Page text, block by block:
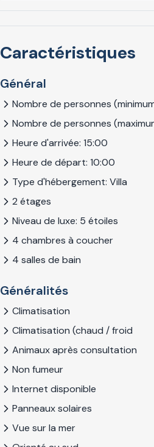
Cette villa est enregistrée au
d'Andalousie avec le numéro RTA:
Caractéristiques
Général
Nombre de personnes
Nombre de personnes
Heure d'arrivée: 15:00
Heure de départ: 10:00
Type d'hébergement: Villa
2 étages
Niveau de luxe: 5 étoiles
4 chambres à coucher
4 salles de bain
Généralités
Climatisation
Climatisation (chaud / froid
Animaux après consultation
Non fumeur
Internet disponible
Panneaux solaires
Vue sur la mer